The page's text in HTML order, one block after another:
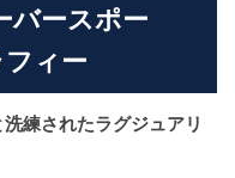
バースポー
ィー
練されたラグジュアリ